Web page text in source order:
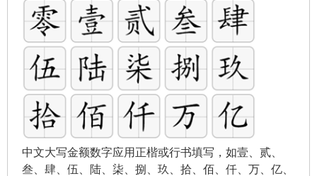
中文大写金额数字应用正楷或行书填写，如壹、贰、
叁、肆、伍、陆、柒、捌、玖、拾、佰、仟、万、亿、